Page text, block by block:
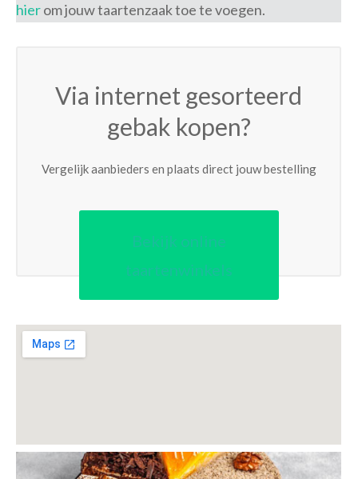
hierom jouw taartenzaak toe te voegen.
Via internet gesorteerd
gebak kopen?
Vergelijk aanbieders en plaats direct jouw bestelling
Bekijk online
taartenwinkels